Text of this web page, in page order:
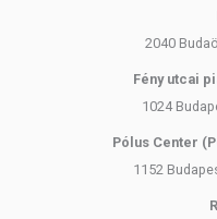
2040
Fény utcai
1024
Pólus Center
1152